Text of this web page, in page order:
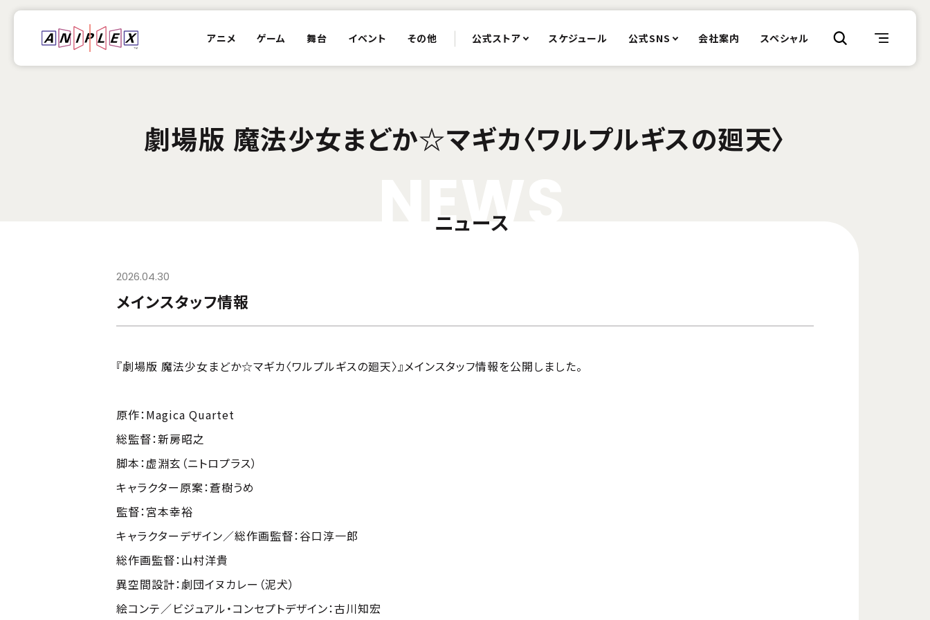
アニメ ゲーム 舞台 イベント その他 公式ストア スケジュール 公式SNS 会社案内 スペシャル
劇場版 魔法少女まどか☆マギカ〈ワルプルギスの廻天〉
EW
ニュース
2026.04.30
メインスタッフ情報
『劇場版 魔法少女まどか☆マギカ〈ワルプルギスの廻天〉』メインスタッフ情報を公開しました。
原作：Magica Quartet
総監督：新房昭之
脚本：虚淵玄（ニトロプラス）
キャラクター原案：蒼樹うめ
監督：宮本幸裕
キャラクターデザイン／総作画監督：谷口淳一郎
総作画監督：山村洋貴
異空間設計：劇団イヌカレー（泥犬）
絵コンテ／ビジュアル・コンセプトデザイン：古川知宏